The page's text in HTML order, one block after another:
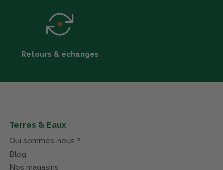
Retours & échanges
Terres & Eaux
Qui sommes-nous ?
Blog
Nos magasins